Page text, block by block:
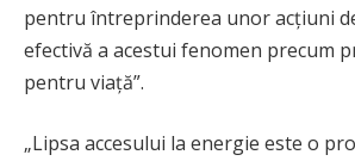
pentru întreprinderea unor acțiuni
efectivă a acestui fenomen precum
pentru viață”.
„Lipsa accesului la energie este o